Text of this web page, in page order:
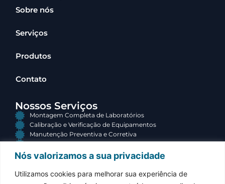
Nós valorizamos a sua privacidade
Utilizamos cookies para melhorar sua experiência de
Sobre nós
Serviços
Produtos
Contato
Nossos Serviços
Montagem Completa de Laboratórios
Calibração e Verificação de Equipamentos
Manutenção Preventiva e Corretiva
Consultoria e Terceirização
(34) 3313-3767